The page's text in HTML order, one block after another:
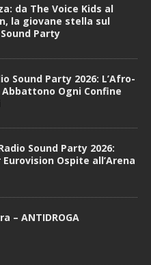
da The Voice Kids al
la giovane stella sul
Party
Sound Party 2026: L’Afro-
Abbattono Ogni Confine
Sound Party 2026:
Ospite all’Arena
– ANTIDROGA